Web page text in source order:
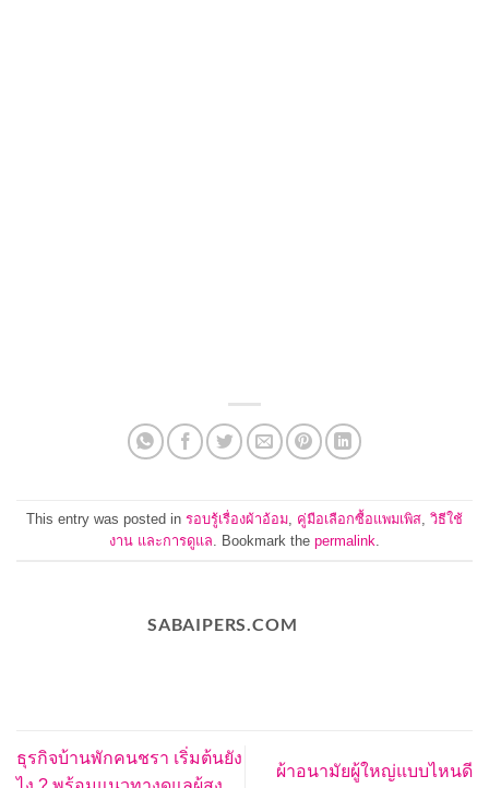
This entry was posted in รอบรู้เรื่องผ้าอ้อม คู่มือเลือกซื้อแพมเพิส วิธีใช้
งาน และการดูแล . Bookmark the permalink
SABAIPERS.COM
ธุรกิจบ้านพักคนชรา เริ่มต้นยัง
ผ้าอนามัยผู้ใหญ่แบบไหนดี